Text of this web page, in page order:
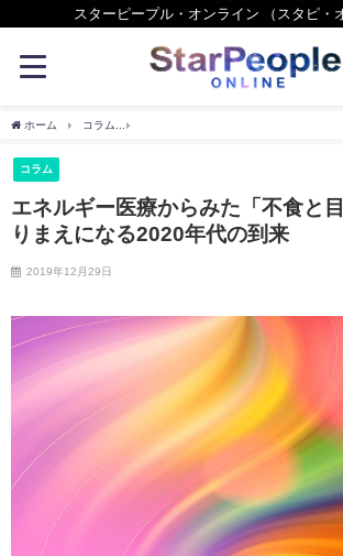
スターピープル・オンライン （スタピ・
ホーム コラム
コラム
エネルギー医療からみた「不食と
りまえになる2020年代の到来
2019年12月29日